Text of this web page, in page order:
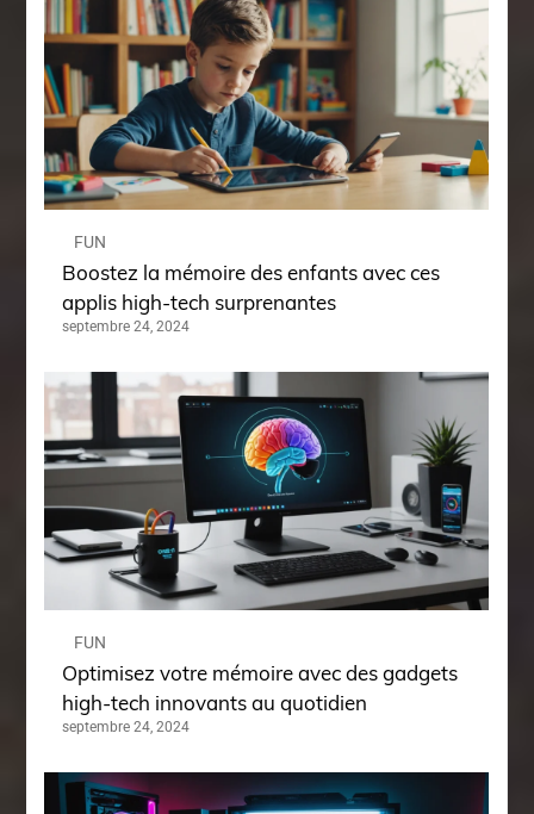
FUN
Boostez la mémoire des enfants avec ces
applis high-tech surprenantes
septembre 24, 2024
FUN
Optimisez votre mémoire avec des gadgets
high-tech innovants au quotidien
septembre 24, 2024